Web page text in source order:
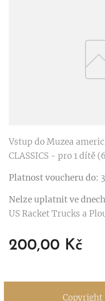
Vstup do Muzea
CLASSICS - pro 1 dítě
Platnost voucheru do:
Nelze uplatnit ve
US Racket Trucks a
200,00 Kč
Copyright